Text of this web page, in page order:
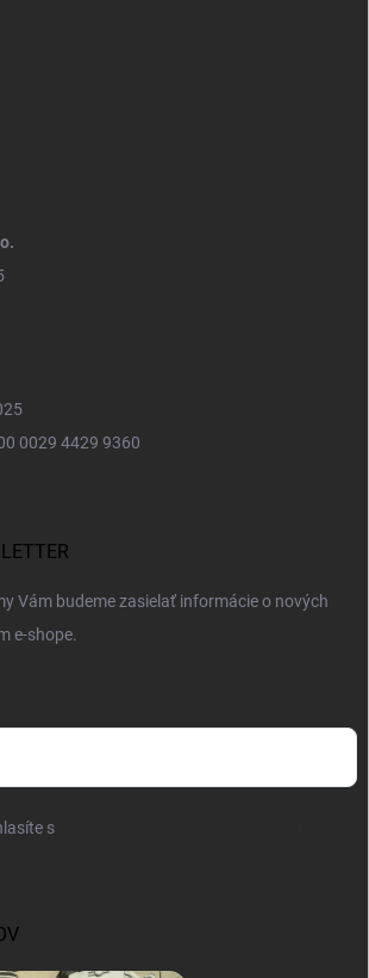
0029 4429 9360
Vám budeme zasielať informácie o nových
e-shope.
s